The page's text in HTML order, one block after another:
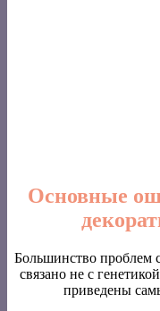
Основные
Большинство проблем
связано не с
приведены